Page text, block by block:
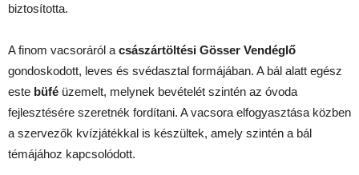
biztosította.
A finom vacsoráról a császártöltési Gösser Vendéglő
gondoskodott, leves és svédasztal formájában. A bál alatt egész
este büfé üzemelt, melynek bevételét szintén az óvoda
fejlesztésére szeretnék fordítani. A vacsora elfogyasztása közben
a szervezők kvízjátékkal is készültek, amely szintén a bál
témájához kapcsolódott.